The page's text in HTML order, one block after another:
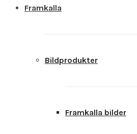
Framkalla
Bildprodukter
Framkalla bilder